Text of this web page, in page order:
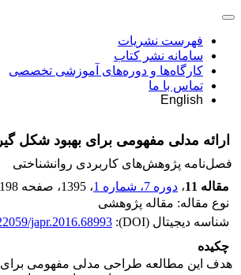
فهرست نشریات
سامانه نشر کتاب
کارگاه‌ها و دوره‌های آموزشی تخصصی
تماس با ما
English
ارائه مدلی مفهومی برای بهبود شکل
فصل‌نامه پژوهش‌های کاربردی روانشناختی
مقاله 11
، دوره 7، شماره 1 ، 1395 ، صفحه
نوع مقاله: مقاله پژوهشی
شناسه دیجیتال (DOI):
japr.2016.68993
چکیده
هدف این مطالعه طراحی مدلی مفهومی برای